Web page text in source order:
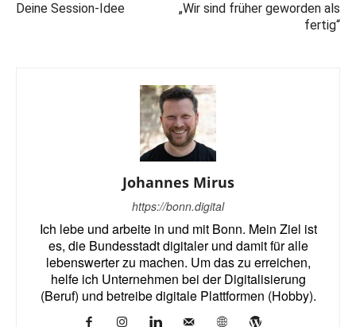
Deine Session-Idee
„Wir sind früher geworden als
fertig“
Johannes Mirus
https://bonn.digital
Ich lebe und arbeite in und mit Bonn. Mein Ziel ist
es, die Bundesstadt digitaler und damit für alle
lebenswerter zu machen. Um das zu erreichen,
helfe ich Unternehmen bei der Digitalisierung
(Beruf) und betreibe digitale Plattformen (Hobby).